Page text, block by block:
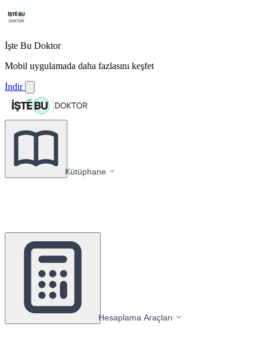
İşte Bu Doktor
Mobil uygulamada daha fazlasını keşfet
İndir
Kütüphane
Hesaplama Araçları